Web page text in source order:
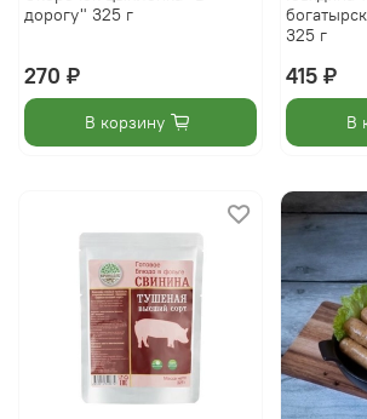
дорогу" 325 г
270 ₽
В корзину
325 г
415 ₽
В